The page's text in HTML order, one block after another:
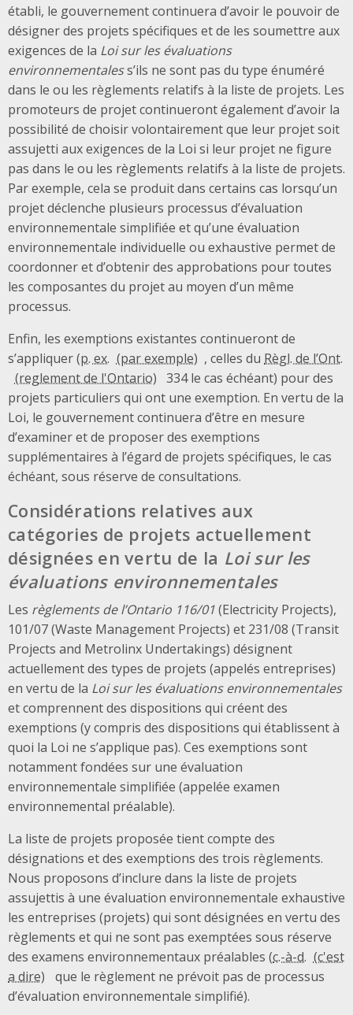
établi, le gouvernement continuera d’avoir le pouvoir de
désigner des projets spécifiques et de les soumettre aux
exigences de la Loi sur les évaluations
environnementaless’ils ne sont pas du type énuméré
dans le ou les règlements relatifs à la liste de projets. Les
promoteurs de projet continueront également d’avoir la
possibilité de choisir volontairement que leur projet soit
assujetti aux exigences de la Loi si leur projet ne figure
pas dans le ou les règlements relatifs à la liste de projets.
Par exemple, cela se produit dans certains cas lorsqu’un
projet déclenche plusieurs processus d’évaluation
environnementale simplifiée et qu’une évaluation
environnementale individuelle ou exhaustive permet de
coordonner et d’obtenir des approbations pour toutes
les composantes du projet au moyen d’un même
processus.
Enfin, les exemptions existantes continueront de
s’appliquer (p. ex. , celles du Règl. de l’Ont.
334 le cas échéant) pour des
projets particuliers qui ont une exemption. En vertu de la
Loi, le gouvernement continuera d’être en mesure
d’examiner et de proposer des exemptions
supplémentaires à l’égard de projets spécifiques, le cas
échéant, sous réserve de consultations.
Considérations relatives aux
catégories de projets actuellement
désignées en vertu de la Loi sur les
évaluations environnementales
Les règlements de l’Ontario 116/01(Electricity Projects),
101/07 (Waste Management Projects) et 231/08 (Transit
Projects and Metrolinx Undertakings) désignent
actuellement des types de projets (appelés entreprises)
en vertu de la Loi sur les évaluations environnementales
et comprennent des dispositions qui créent des
exemptions (y compris des dispositions qui établissent à
quoi la Loi ne s’applique pas). Ces exemptions sont
notamment fondées sur une évaluation
environnementale simplifiée (appelée examen
environnemental préalable).
La liste de projets proposée tient compte des
désignations et des exemptions des trois règlements.
Nous proposons d’inclure dans la liste de projets
assujettis à une évaluation environnementale exhaustive
les entreprises (projets) qui sont désignées en vertu des
règlements et qui ne sont pas exemptées sous réserve
des examens environnementaux préalables (c.-à-d.
que le règlement ne prévoit pas de processus
d’évaluation environnementale simplifié).